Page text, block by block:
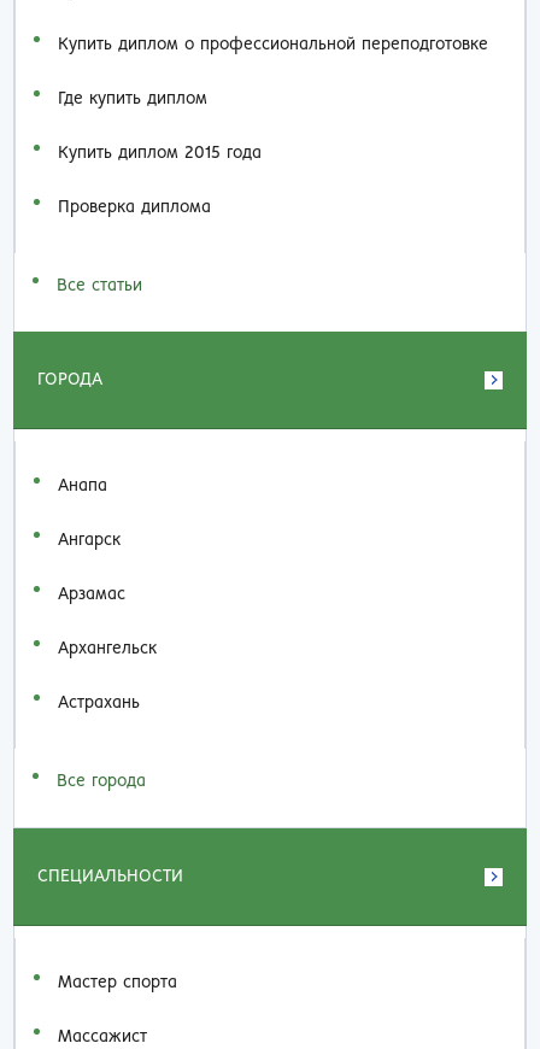
Купить диплом о профессиональной переподготовке
Где купить диплом
Купить диплом 2015 года
Проверка диплома
Все статьи
ГОРОДА
Анапа
Ангарск
Арзамас
Архангельск
Астрахань
Все города
СПЕЦИАЛЬНОСТИ
Мастер спорта
Массажист